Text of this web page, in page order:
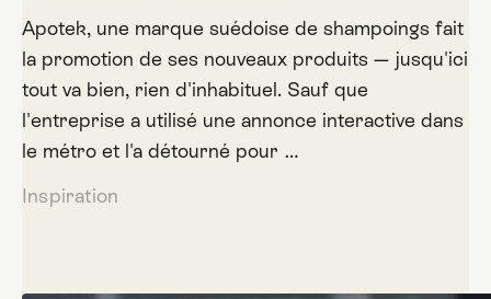
Apotek, une marque suédoise de shampoings fait
la promotion de ses nouveaux produits — jusqu'ici
tout va bien, rien d'inhabituel. Sauf que
l'entreprise a utilisé une annonce interactive dans
le métro et l'a détourné pour …
Inspiration